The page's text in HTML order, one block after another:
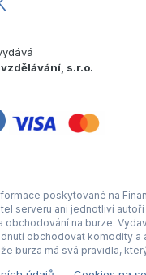
s.r.o.
poskytované na
serveru ani jednotliví
obchodování na burze.
obchodovat komodity
burza má svá pravidla,